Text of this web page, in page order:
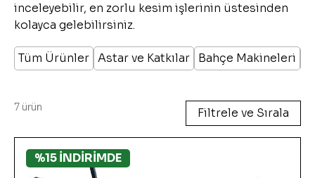
inceleyebilir, en zorlu kesim işlerinin üstesinden
kolayca gelebilirsiniz.
Tüm Ürünler Astar ve Katkılar Bahçe Makineleri
7 ürün Filtrele ve Sırala
%15 İNDİRİMDE